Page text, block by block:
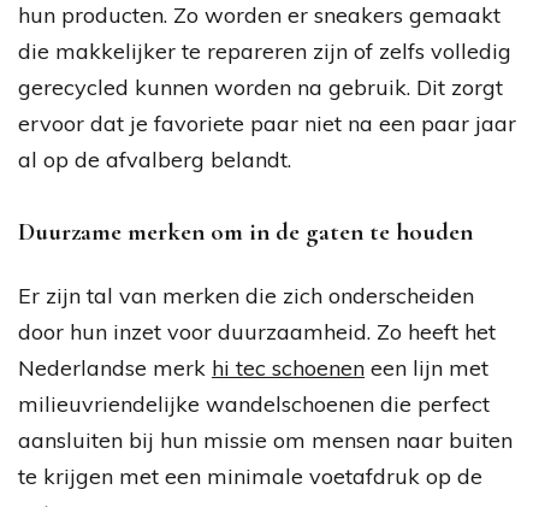
hun producten. Zo worden er sneakers gemaakt
die makkelijker te repareren zijn of zelfs volledig
gerecycled kunnen worden na gebruik. Dit zorgt
ervoor dat je favoriete paar niet na een paar jaar
al op de afvalberg belandt.
Duurzame merken om in de gaten te houden
Er zijn tal van merken die zich onderscheiden
door hun inzet voor duurzaamheid. Zo heeft het
Nederlandse merk hi tec schoenen een lijn met
milieuvriendelijke wandelschoenen die perfect
aansluiten bij hun missie om mensen naar buiten
te krijgen met een minimale voetafdruk op de